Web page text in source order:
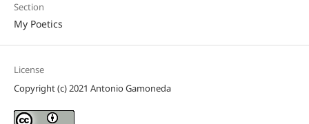
Section
My Poetics
License
Copyright (c) 2021 Antonio Gamoneda